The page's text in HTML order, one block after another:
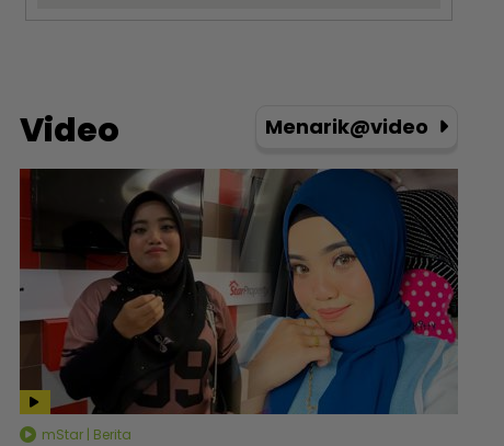
Video Menarik@video
mStar | Berita